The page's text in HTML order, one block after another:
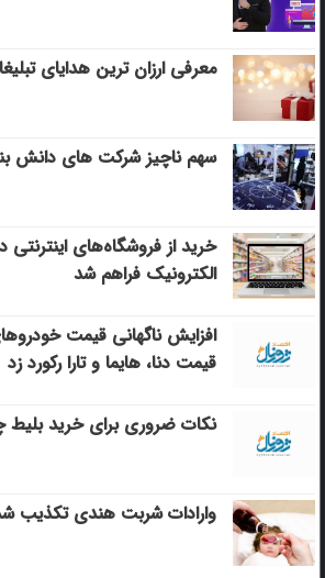
معرفی ارزان ترین هدایای
سهم ناچیز شرکت های دانش
خرید از فروشگاه‌های اینترنتی
الکترونیک فراهم شد
افزایش ناگهانی قیمت
قیمت دنا، هایما و تارا رکورد زد
نکات ضروری برای خرید بلیط
وارادات شربت هندی تکذیب